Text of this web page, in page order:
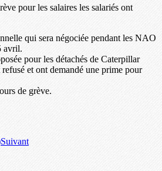
pour les salaires les salariés ont
qui sera négociée pendant les NAO
avril.
pour les détachés de Caterpillar
refusé et ont demandé une prime pour
de grève.
Suivant